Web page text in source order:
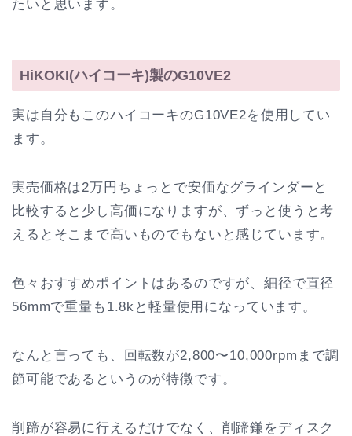
たいと思います。
HiKOKI(ハイコーキ)製のG10VE2
実は自分もこのハイコーキのG10VE2を使用してい
ます。
実売価格は2万円ちょっとで安価なグラインダーと
比較すると少し高価になりますが、ずっと使うと考
えるとそこまで高いものでもないと感じています。
色々おすすめポイントはあるのですが、細径で直径
56mmで重量も1.8kと軽量使用になっています。
なんと言っても、回転数が2,800〜10,000rpmまで調
節可能であるというのが特徴です。
削蹄が容易に行えるだけでなく、削蹄鎌をディスク